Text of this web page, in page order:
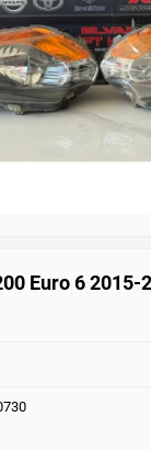
Euro 6 2015-